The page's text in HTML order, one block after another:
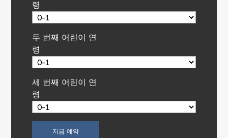
령
두 번째 어린이 연
령
세 번째 어린이 연
령